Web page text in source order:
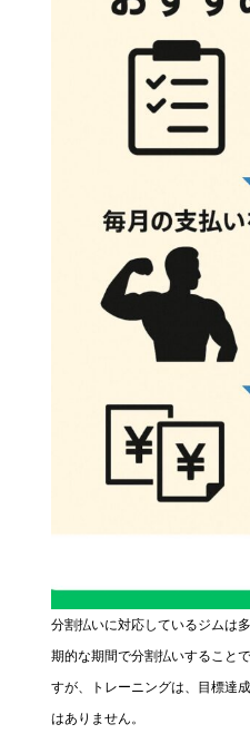
分割払いに対応しているジムは
期的な期間で分割払いすること
すが、トレーニングは、目標達
はありません。